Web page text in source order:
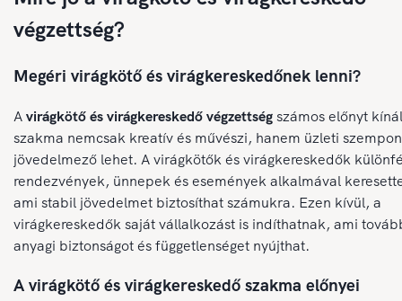
végzettség?
Megéri virágkötő és virágkereskedőnek lenni?
Avirágkötő és virágkereskedő végzettségszámos előnyt
szakma nemcsak kreatív és művészi, hanem üzleti
jövedelmező lehet. A virágkötők és virágkereskedők
rendezvények, ünnepek és események alkalmával
ami stabil jövedelmet biztosíthat számukra. Ezen kívül, a
virágkereskedők saját vállalkozást is indíthatnak, ami
anyagi biztonságot és függetlenséget nyújthat.
A virágkötő és virágkereskedő szakma előnyei